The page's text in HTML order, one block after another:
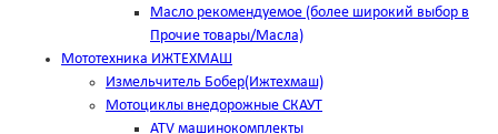
Масло рекомендуемое (более широкий выбор в
Прочие товары/Масла)
Мототехника ИЖТЕХМАШ
Измельчитель Бобер(Ижтехмаш)
Мотоциклы внедорожные СКАУТ
ATV машинокомплекты